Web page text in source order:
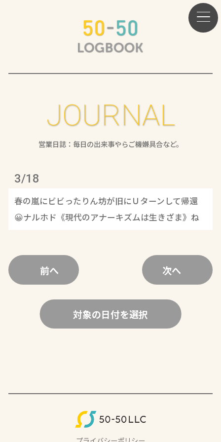
JOURNAL
営業日誌：毎日の出来事やらご機嫌具合など。
3/18
春の嵐にビビったりん坊が旧にＵターンして帰還
😀ナルホド《現代のアナーキズムは生きざま》ね
前へ 次へ
対象の日付を選択